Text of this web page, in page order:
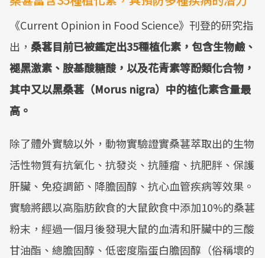
《Current Opinion in Food Science》刊登的研究指
出， 桑葚目前已被鑑定出35種植化素，包含生物鹼、
褪黑激素、胺基酸糖酸，以及花青素等酚類化合物，
其中又以黑桑葚（Morus nigra）中的植化素含量最
高。
除了體外實驗以外，動物實驗證實桑葚萃取出的生物
活性物質有抗氧化、抗發炎、抗腫瘤、抗肥胖、保護
肝臟、免疫調節、降膽固醇、抗心血管疾病等效果。
實驗將餵以高脂肪飲食的大鼠飲食中添加10%的桑葚
粉末，經過一個月後發現大鼠的血清和肝臟中的三酸
甘油酯、總膽固醇、低密度脂蛋白膽固醇（俗稱壞的